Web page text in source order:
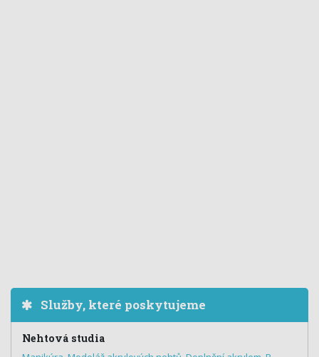
Služby, které poskytujeme
Nehtová studia